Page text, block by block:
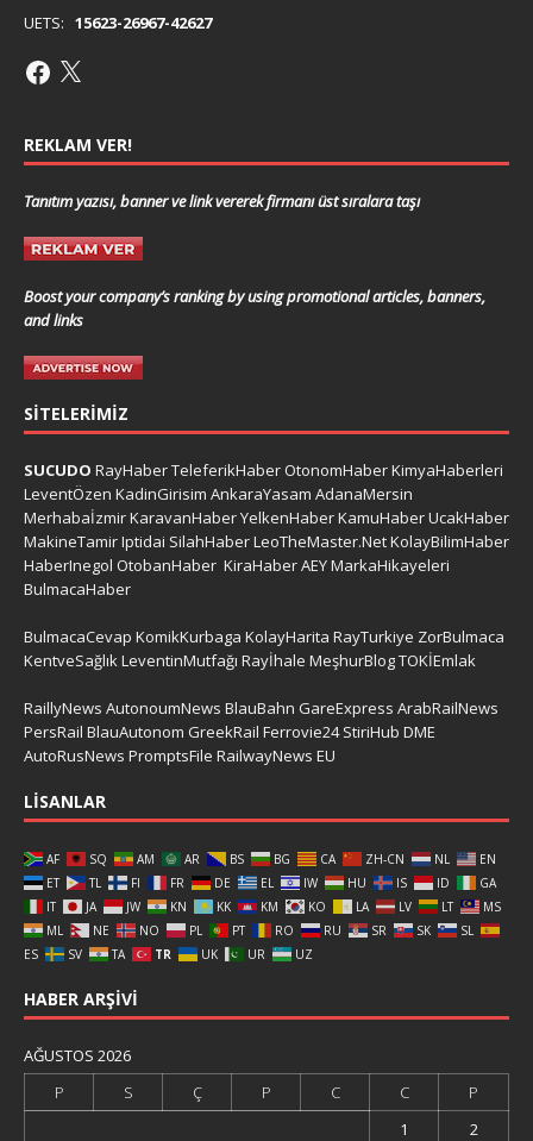
UETS: 15623-26967-42627
REKLAM VER!
Tanıtım yazısı, banner ve link vererek firmanı üst sıralara taşı
Boost your company’s ranking by using promotional articles, banners,
and links
SITELERIMIZ
SUCUDO RayHaberTeleferikHaber OtonomHaberKimyaHaberleri
LeventÖzen KadinGirisim AnkaraYasam AdanaMersin
MerhabaİzmirKaravanHaberYelkenHaberKamuHaberUcakHaber
MakineTamirIptidai SilahHaberLeoTheMaster.NetKolayBilimHaber
HaberInegol OtobanHaber KiraHaberAEYMarkaHikayeleri
BulmacaHaber
BulmacaCevap KomikKurbaga KolayHarita RayTurkiye ZorBulmaca
KentveSağlıkLeventinMutfağı Rayİhale MeşhurBlogTOKİEmlak
RaillyNews AutonoumNews BlauBahn GareExpress ArabRailNews
PersRail BlauAutonom GreekRail Ferrovie24 StiriHub DME
AutoRusNews PromptsFile RailwayNews EU
LISANLAR
AF SQ AM AR BS BG CA ZH-CN NL
EN
ET
TL FI FR DE EL IW HU IS ID
GA
IT
JA JW KN KK KM KO LA LV LT
MS
ML
NE NO PL PT RO RU SR SK
SL
ES
SV TA TR UK UR UZ
HABER ARŞIVI
AĞUSTOS 2026
P
S Ç P C C
P
1
2